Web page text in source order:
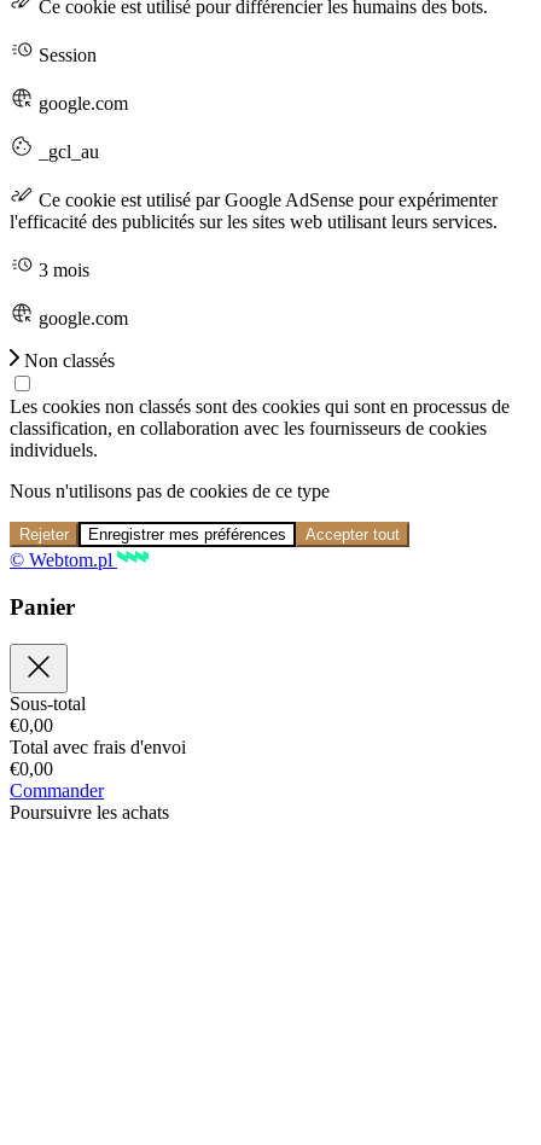
Ce cookie est utilisé pour différencier les humains des bots.
Session
google.com
_gcl_au
Ce cookie est utilisé par Google AdSense pour expérimenter
l'efficacité des publicités sur les sites web utilisant leurs services.
3 mois
google.com
Non classés
Les cookies non classés sont des cookies qui sont en processus de
classification, en collaboration avec les fournisseurs de cookies
individuels.
Nous n'utilisons pas de cookies de ce type
Rejeter Enregistrer mes préférences Accepter tout
© Webtom.pl
Panier
Sous-total
€0,00
Total avec frais d'envoi
€0,00
Commander
Poursuivre les achats